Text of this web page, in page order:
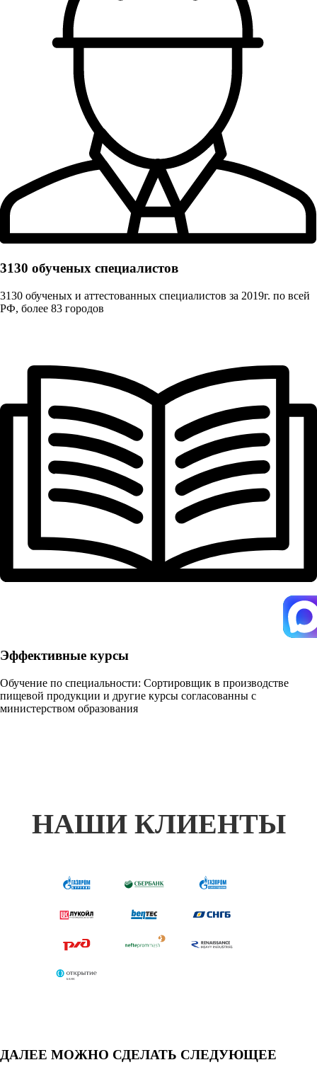
3130 обученых cпециалистов
3130 обученых и аттестованных специалистов за 2019г. по всей
РФ, более 83 городов
Эффективные курсы
Обучение по специальности: Сортировщик в производстве
пищевой продукции и другие курсы согласованны с
министерством образования
НАШИ КЛИЕНТЫ
ДАЛЕЕ МОЖНО СДЕЛАТЬ СЛЕДУЮЩЕЕ